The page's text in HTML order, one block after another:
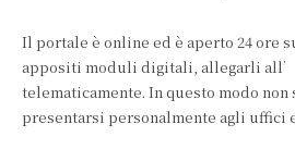
Il portale è online ed è aperto 24 ore
appositi moduli digitali, allegarli
telematicamente. In questo modo non
presentarsi personalmente agli uffici